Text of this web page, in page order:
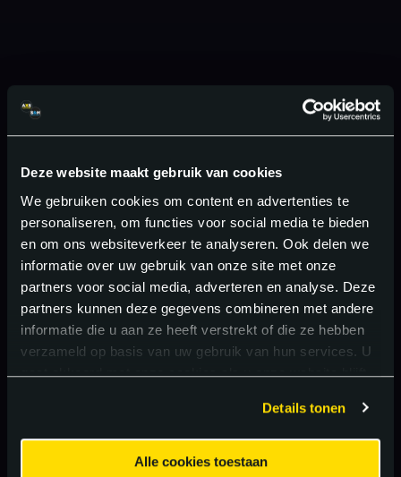
Deze website maakt gebruik van cookies
We gebruiken cookies om content en advertenties te
personaliseren, om functies voor social media te bieden
en om ons websiteverkeer te analyseren. Ook delen we
informatie over uw gebruik van onze site met onze
partners voor social media, adverteren en analyse. Deze
partners kunnen deze gegevens combineren met andere
informatie die u aan ze heeft verstrekt of die ze hebben
verzameld op basis van uw gebruik van hun services. U
gaat akkoord met onze cookies als u onze website blijft
Details tonen
Alle cookies toestaan